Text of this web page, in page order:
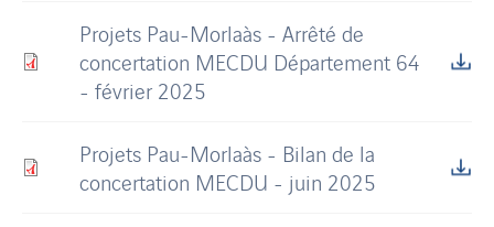
Projets Pau-Morlaàs - Arrêté de
concertation MECDU Département 64
- février 2025
Projets Pau-Morlaàs - Bilan de la
concertation MECDU - juin 2025